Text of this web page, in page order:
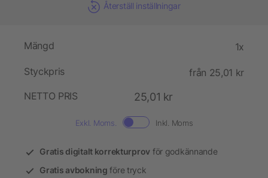
Återställ inställningar
Mängd 1x
Styckpris
från 25,01 kr
NETTO PRIS
25,01 kr
Exkl. Moms. Inkl. Moms
Gratis digitalt korrekturprov för godkännande
Gratis avbokning före tryck